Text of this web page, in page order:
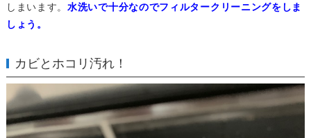
しまいます。水洗いで十分なのでフィルタークリーニングをしま
しょう。
カビとホコリ汚れ！